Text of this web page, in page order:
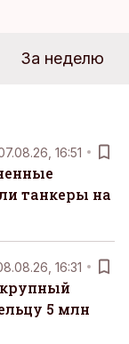
За неделю
16:51
танкеры на
16:31
крупный
5 млн